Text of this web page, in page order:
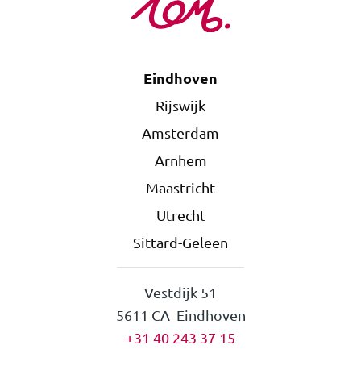
Eindhoven
Rijswijk
Amsterdam
Arnhem
Maastricht
Utrecht
Sittard-Geleen
Vestdijk 51
5611 CA Eindhoven
+31 40 243 37 15